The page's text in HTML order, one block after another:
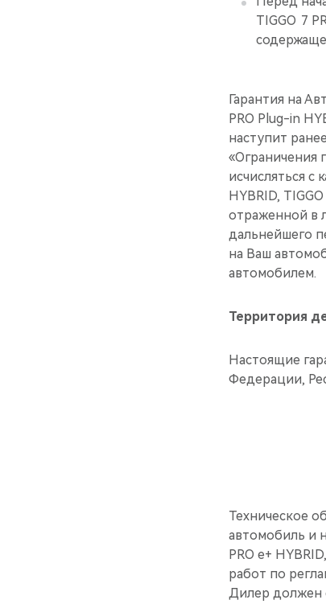
TIGGO 7
Гарантия на
PRO Plug-in
наступит
«Ограничения
исчисляться с
HYBRID,
отраженной в
дальнейшего
на Ваш
автомобилем.
Территория
Настоящие
Федерации,
Техническое
автомобиль и
PRO е+
работ по
Дилер должен